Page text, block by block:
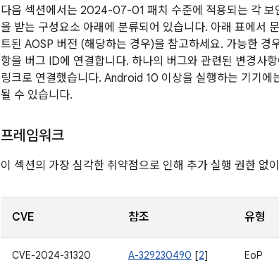
다음 섹션에서는 2024-07-01 패치 수준에 적용되는 각 보
을 받는 구성요소 아래에 분류되어 있습니다. 아래 표에서
트된 AOSP 버전 (해당하는 경우)을 참고하세요. 가능한
항을 버그 ID에 연결합니다. 하나의 버그와 관련된 변경사
링크로 연결했습니다. Android 10 이상을 실행하는 기기에
될 수 있습니다.
프레임워크
이 섹션의 가장 심각한 취약점으로 인해 추가 실행 권한 없
CVE 참조 유형
CVE-2024-31320 A-329230490 [2] EoP